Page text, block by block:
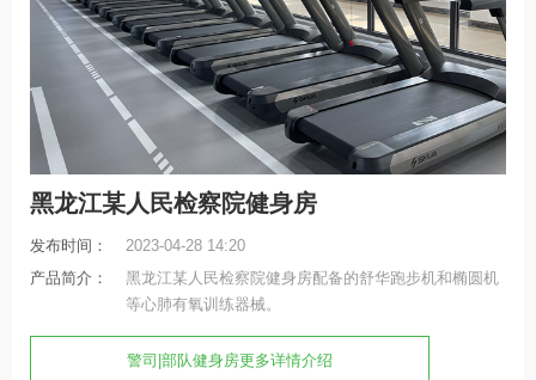
黑龙江某人民检察院健身房
发布时间：
2023-04-28 14:20
产品简介：
黑龙江某人民检察院健身房配备的舒华跑步机和椭圆机
等心肺有氧训练器械。
警司|部队健身房更多详情介绍